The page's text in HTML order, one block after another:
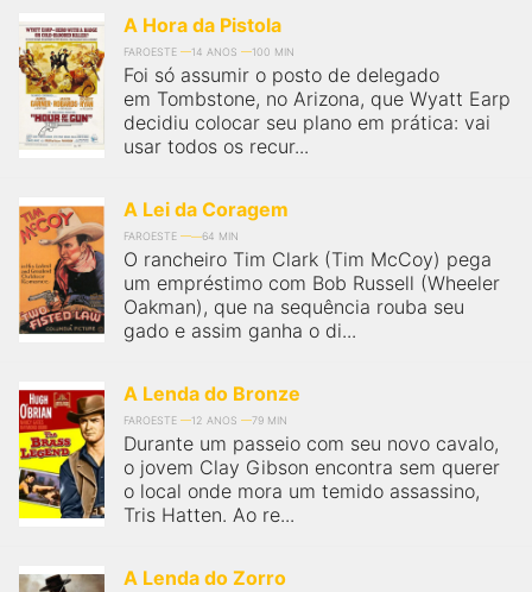
A Hora da Pistola
FAROESTE 14 ANOS 100 MIN
Foi só assumir o posto de delegado
em Tombstone, no Arizona, que Wyatt Earp
decidiu colocar seu plano em prática: vai
usar todos os recur...
A Lei da Coragem
FAROESTE 64 MIN
O rancheiro Tim Clark (Tim McCoy) pega
um empréstimo com Bob Russell (Wheeler
Oakman), que na sequência rouba seu
gado e assim ganha o di...
A Lenda do Bronze
FAROESTE 12 ANOS 79 MIN
Durante um passeio com seu novo cavalo,
o jovem Clay Gibson encontra sem querer
o local onde mora um temido assassino,
Tris Hatten. Ao re...
A Lenda do Zorro